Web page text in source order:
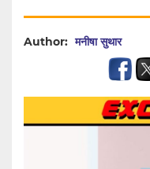
Author: मनीषा सुथार